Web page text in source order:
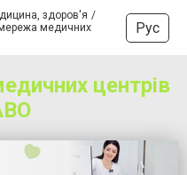
здоров'я
мережа медичних
Рус
центрів